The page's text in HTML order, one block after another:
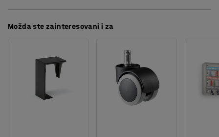
Orijentaciono vreme potrebno za montažu
Možda ste zainteresovani i za